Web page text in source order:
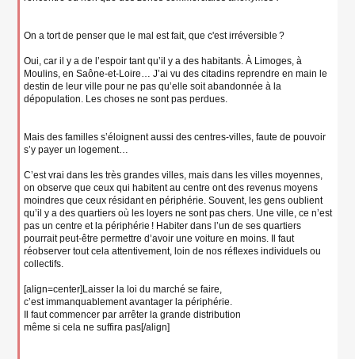
On a tort de penser que le mal est fait, que c'est irréversible ?
Oui, car il y a de l’espoir tant qu’il y a des habitants. À Limoges, à
Moulins, en Saône-et-Loire… J’ai vu des citadins reprendre en main le
destin de leur ville pour ne pas qu’elle soit abandonnée à la
dépopulation. Les choses ne sont pas perdues.
Mais des familles s’éloignent aussi des centres-villes, faute de pouvoir
s’y payer un logement…
C’est vrai dans les très grandes villes, mais dans les villes moyennes,
on observe que ceux qui habitent au centre ont des revenus moyens
moindres que ceux résidant en périphérie. Souvent, les gens oublient
qu’il y a des quartiers où les loyers ne sont pas chers. Une ville, ce n’est
pas un centre et la périphérie ! Habiter dans l’un de ses quartiers
pourrait peut-être permettre d’avoir une voiture en moins. Il faut
réobserver tout cela attentivement, loin de nos réflexes individuels ou
collectifs.
[align=center]Laisser la loi du marché se faire,
c’est immanquablement avantager la périphérie.
Il faut commencer par arrêter la grande distribution
même si cela ne suffira pas[/align]